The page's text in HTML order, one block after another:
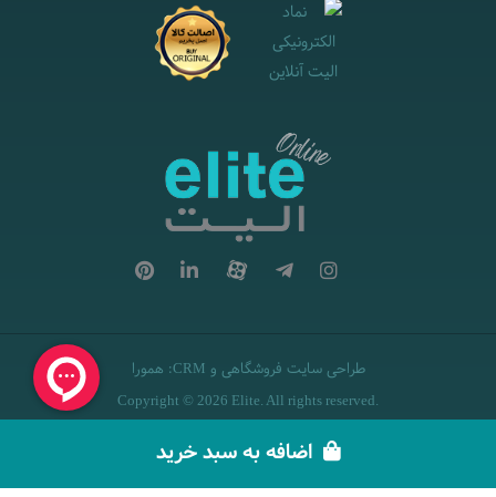
اضافه به سبد خرید
طراحی سایت فروشگاهی و CRM
: همورا
Copyright © 2026 Elite. All rights reserved.